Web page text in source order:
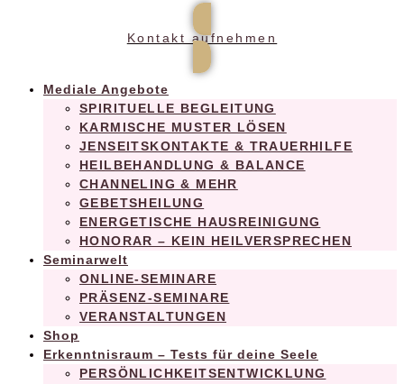
Kontakt aufnehmen
Mediale Angebote
SPIRITUELLE BEGLEITUNG
KARMISCHE MUSTER LÖSEN
JENSEITSKONTAKTE & TRAUERHILFE
HEILBEHANDLUNG & BALANCE
CHANNELING & MEHR
GEBETSHEILUNG
ENERGETISCHE HAUSREINIGUNG
HONORAR – KEIN HEILVERSPRECHEN
Seminarwelt
ONLINE-SEMINARE
PRÄSENZ-SEMINARE
VERANSTALTUNGEN
Shop
Erkenntnisraum – Tests für deine Seele
PERSÖNLICHKEITSENTWICKLUNG